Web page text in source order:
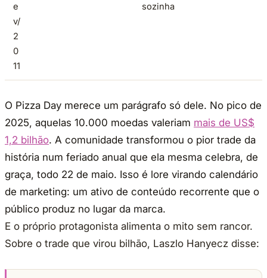
e
v/
2
0
11
sozinha
O Pizza Day merece um parágrafo só dele. No pico de
2025, aquelas 10.000 moedas valeriam mais de US$
1,2 bilhão. A comunidade transformou o pior trade da
história num feriado anual que ela mesma celebra, de
graça, todo 22 de maio. Isso é lore virando calendário
de marketing: um ativo de conteúdo recorrente que o
público produz no lugar da marca.
E o próprio protagonista alimenta o mito sem rancor.
Sobre o trade que virou bilhão, Laszlo Hanyecz disse: